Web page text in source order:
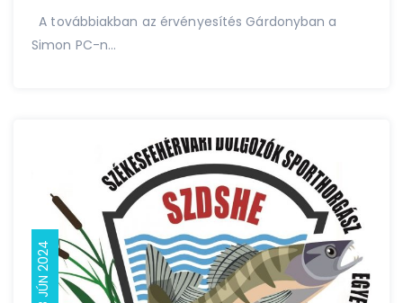
A továbbiakban az érvényesítés Gárdonyban a
Simon PC-n...
08 JÚN 2024